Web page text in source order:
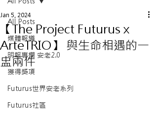
All Posts
媒體報導
明報專欄 安老2.0
獲得獎項
Futurus世界安老系列
Futurus社區
【The Project Futurus x
ArteTRIO】 與生命相遇的一
盅兩件
Jan 5, 2024